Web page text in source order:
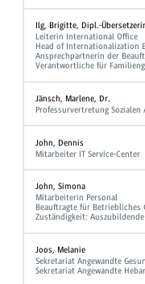
Ilg, Brigitte, Dipl.-
Leiterin International Office
Head of Internationalization
Ansprechpartnerin der
Verantwortliche für
Jänsch, Marlene, Dr.
Professurvertretung Sozialen
John, Dennis
Mitarbeiter IT Service-Center
John, Simona
Mitarbeiterin Personal
Beauftragte für Betriebliches
Zuständigkeit:
Joos, Melanie
Sekretariat Angewandte
Sekretariat Angewandte